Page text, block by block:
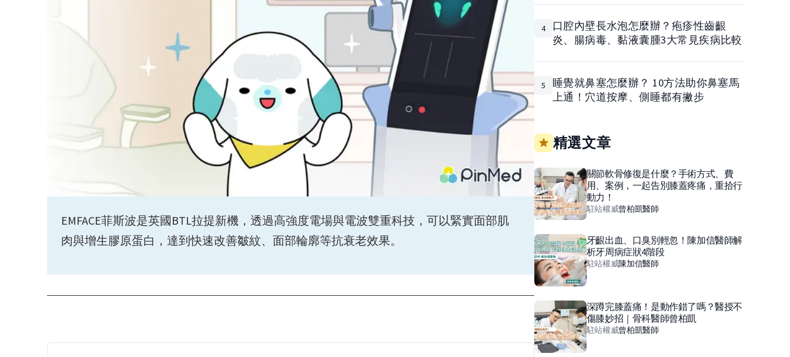
EMFACE菲斯波是英國BTL拉提新機，透過高強度電場與電波雙重科技，可以緊實面部肌
肉與增生膠原蛋白，達到快速改善皺紋、面部輪廓等抗衰老效果。
4
口腔內壁長水泡怎麼辦？疱疹性齒齦
炎、腸病毒、黏液囊腫3大常見疾病比較
5
睡覺就鼻塞怎麼辦？ 10方法助你鼻塞馬
上通！穴道按摩、側睡都有撇步
精選文章
關節軟骨修復是什麼？手術方式、費
用、案例，一起告別膝蓋疼痛，重拾行
動力！
駐站權威曾柏凱醫師
牙齦出血、口臭別輕忽！陳加信醫師解
析牙周病症狀4階段
駐站權威陳加信醫師
深蹲完膝蓋痛！是動作錯了嗎？醫授不
傷膝妙招｜骨科醫師曾柏凱
駐站權威曾柏凱醫師